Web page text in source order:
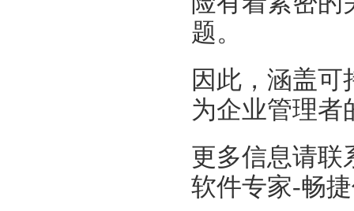
题。
因此，涵盖
为企业管理者
更多信息请联
软件专家-畅